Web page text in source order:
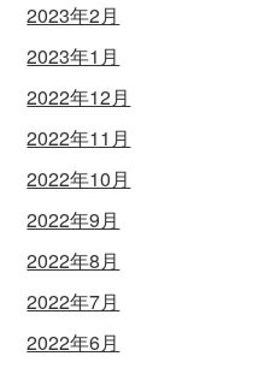
2023年2月
2023年1月
2022年12月
2022年11月
2022年10月
2022年9月
2022年8月
2022年7月
2022年6月